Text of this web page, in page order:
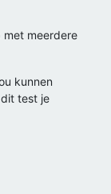
meerdere
kunnen
test je